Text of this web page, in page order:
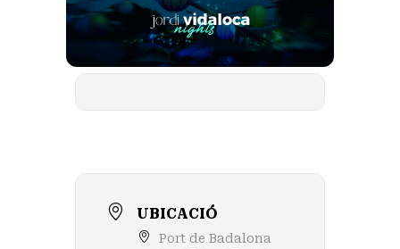
UBICACIÓ
Port de Badalona